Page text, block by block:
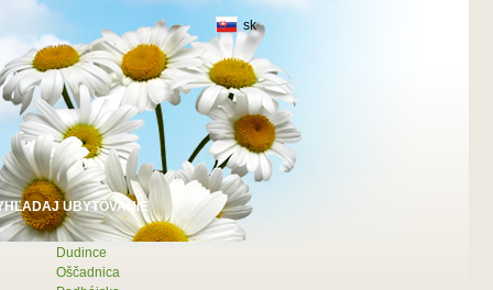
sk
Dudince
Oščadnica